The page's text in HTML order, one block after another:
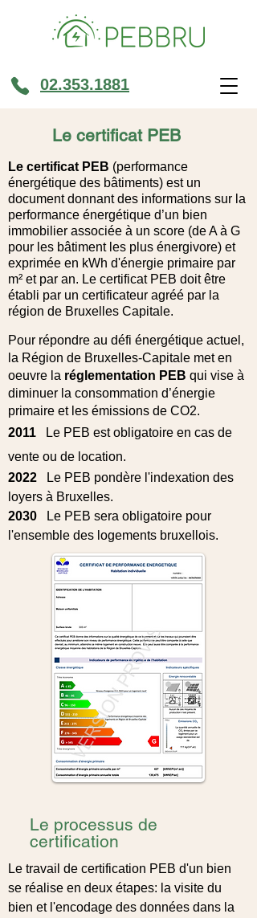
02.353.1881
Le certificat PEB
Le certificat PEB (performance
énergétique des bâtiments) est un
document donnant des informations sur la
performance énergétique d’un bien
immobilier associée à un score (de A à G
pour les bâtiment les plus énergivore) et
exprimée en kWh d'énergie primaire par
m² et par an. Le certificat PEB doit être
établi par un certificateur agréé par la
région de Bruxelles Capitale.
Pour répondre au défi énergétique actuel,
la Région de Bruxelles-Capitale met en
oeuvre la réglementation PEB qui vise à
diminuer la consommation d’énergie
primaire et les émissions de CO2.
2011
Le PEB est obligatoire en cas de
vente ou de location.
2022 Le PEB pondère l'indexation des
loyers à Bruxelles.
2030
Le PEB sera obligatoire pour
l'ensemble des logements bruxellois.
Le processus de
certification
Le travail de certification PEB d'un bien
se réalise en deux étapes: la visite du
bien et l'encodage des données dans la